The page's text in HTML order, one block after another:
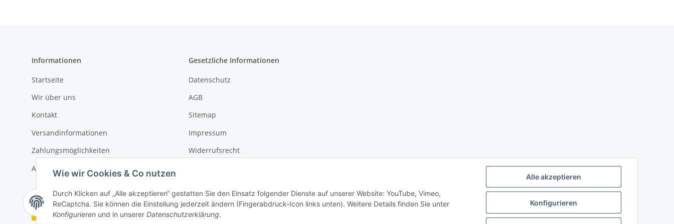
Alle akzeptieren
Konfigurieren
Wie wir Cookies & Co nutzen
Durch Klicken auf „Alle akzeptieren“ gestatten Sie den Einsatz folgender Dienste auf unserer Website: YouTube, Vimeo,
ReCaptcha. Sie können die Einstellung jederzeit ändern (Fingerabdruck-Icon links unten). Weitere Details finden Sie unter
Konfigurieren und in unserer Datenschutzerklärung.
Informationen
Startseite
Wir über uns
Kontakt
Versandinformationen
Zahlungsmöglichkeiten
Artikelbeschaffenheit
Gesetzliche Informationen
Datenschutz
AGB
Sitemap
Impressum
Widerrufsrecht
Vertrag widerrufen